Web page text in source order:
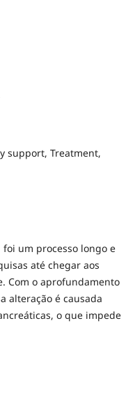
support, Treatment,
um processo longo e
até chegar aos
Com o aprofundamento
alteração é causada
o que impede